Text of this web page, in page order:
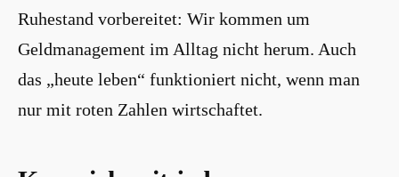
Ruhestand vorbereitet: Wir kommen um
Geldmanagement im Alltag nicht herum. Auch
das „heute leben“ funktioniert nicht, wenn man
nur mit roten Zahlen wirtschaftet.